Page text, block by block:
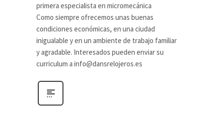
primera especialista en micromecánica
Como siempre ofrecemos unas buenas
condiciones económicas, en una ciudad
inigualable y en un ambiente de trabajo familiar
y agradable. Interesados pueden enviar su
curriculum a info@dansrelojeros.es